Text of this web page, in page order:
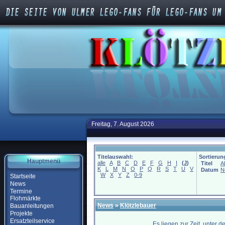
Hauptmenü
Startseite
News
Termine
Flohmärkte
Bauanleitungen
Projekte
Ersatzteilservice
Freitag, 7. August 2026
Titelauswahl:
alle
A B C D E F G H I (J)
K
L M N O P Q R S T U
V
W
X Y Z 0-9
Titel
Datum
News»Klötzlebauer